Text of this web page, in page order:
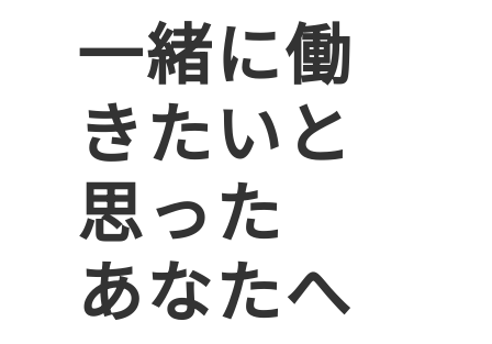
一緒に働
きたいと
思った
あなたへ